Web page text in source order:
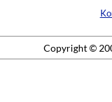
Copyright ©